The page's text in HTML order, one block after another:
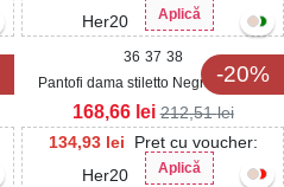
Her20
Aplică
-20%
36 37 38
Pantofi dama stiletto Negri din Piele
Ecologica Intoarsa Zalika
134,93 lei
Pret cu voucher:
Her20
Aplică
168,66 lei 212,51lei